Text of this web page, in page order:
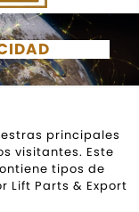
principales
visitantes. Este
tipos de
Lift Parts & Export